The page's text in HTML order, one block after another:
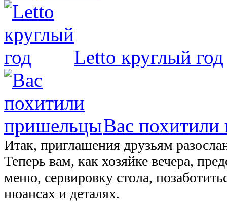
Letto круглый год
Вас
Итак, приглашения друзьям
Теперь вам, как хозяйке вечера,
меню, сервировку стола,
нюансах и деталях.